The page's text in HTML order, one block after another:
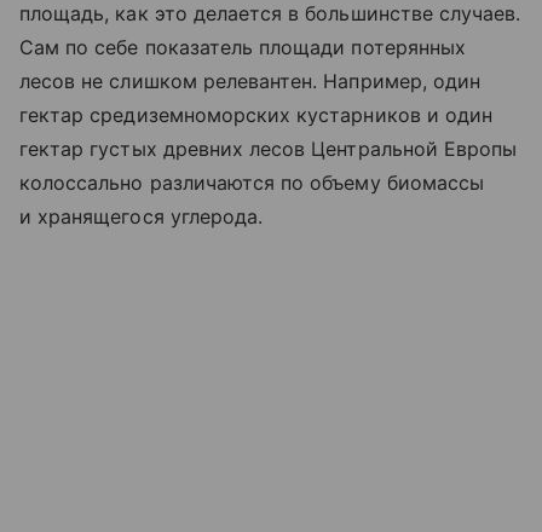
площадь, как это делается в большинстве случаев.
Сам по себе показатель площади потерянных
лесов не слишком релевантен. Например, один
гектар средиземноморских кустарников и один
гектар густых древних лесов Центральной Европы
колоссально различаются по объему биомассы
и хранящегося углерода.